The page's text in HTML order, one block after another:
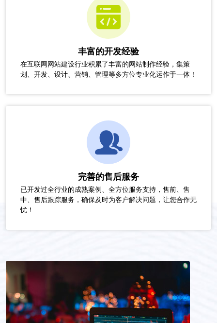
丰富的开发经验
在互联网网站建设行业积累了丰富的网站制作经验，集策
划、开发、设计、营销、管理等多方位专业化运作于一体！
完善的售后服务
已开发过全行业的成熟案例、全方位服务支持，售前、售
中、售后跟踪服务，确保及时为客户解决问题，让您合作无
忧！